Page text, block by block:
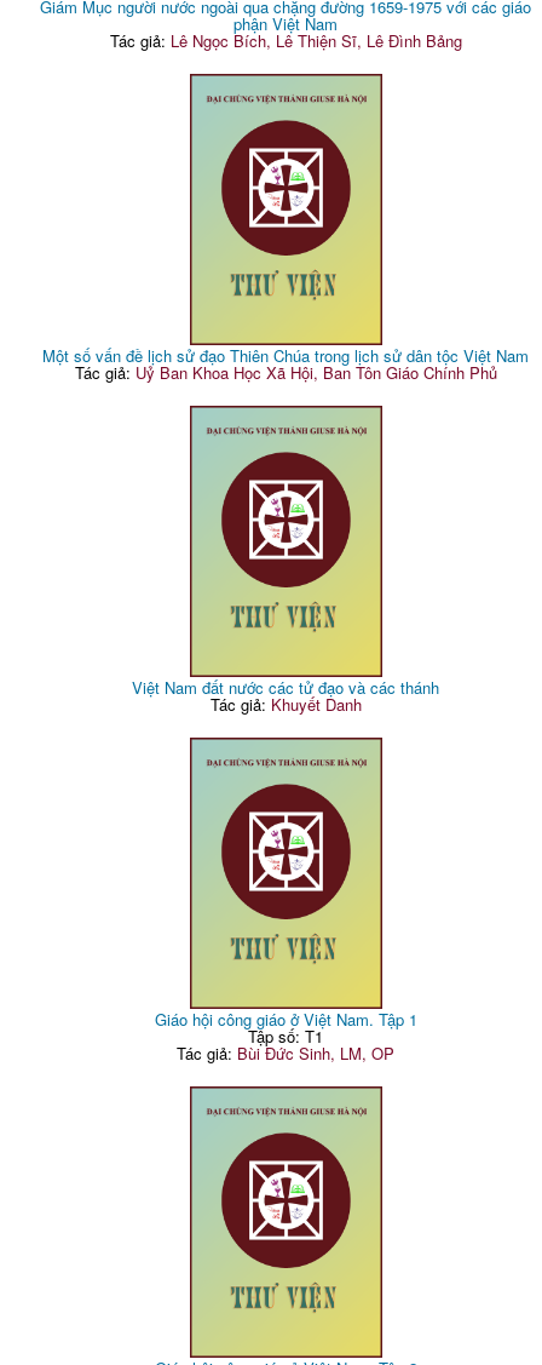
Giám Mục người nước ngoài qua chặng đường 1659-1975 với các giáo
phận Việt Nam
Tác giả: Lê Ngọc Bích, Lê Thiện Sĩ, Lê Đình Bảng
Một số vấn đề lịch sử đạo Thiên Chúa trong lịch sử dân tộc Việt Nam
Tác giả: Uỷ Ban Khoa Học Xã Hội, Ban Tôn Giáo Chính Phủ
Việt Nam đất nước các tử đạo và các thánh
Tác giả: Khuyết Danh
Giáo hội công giáo ở Việt Nam. Tập 1
Tập số: T1
Tác giả: Bùi Đức Sinh, LM, OP